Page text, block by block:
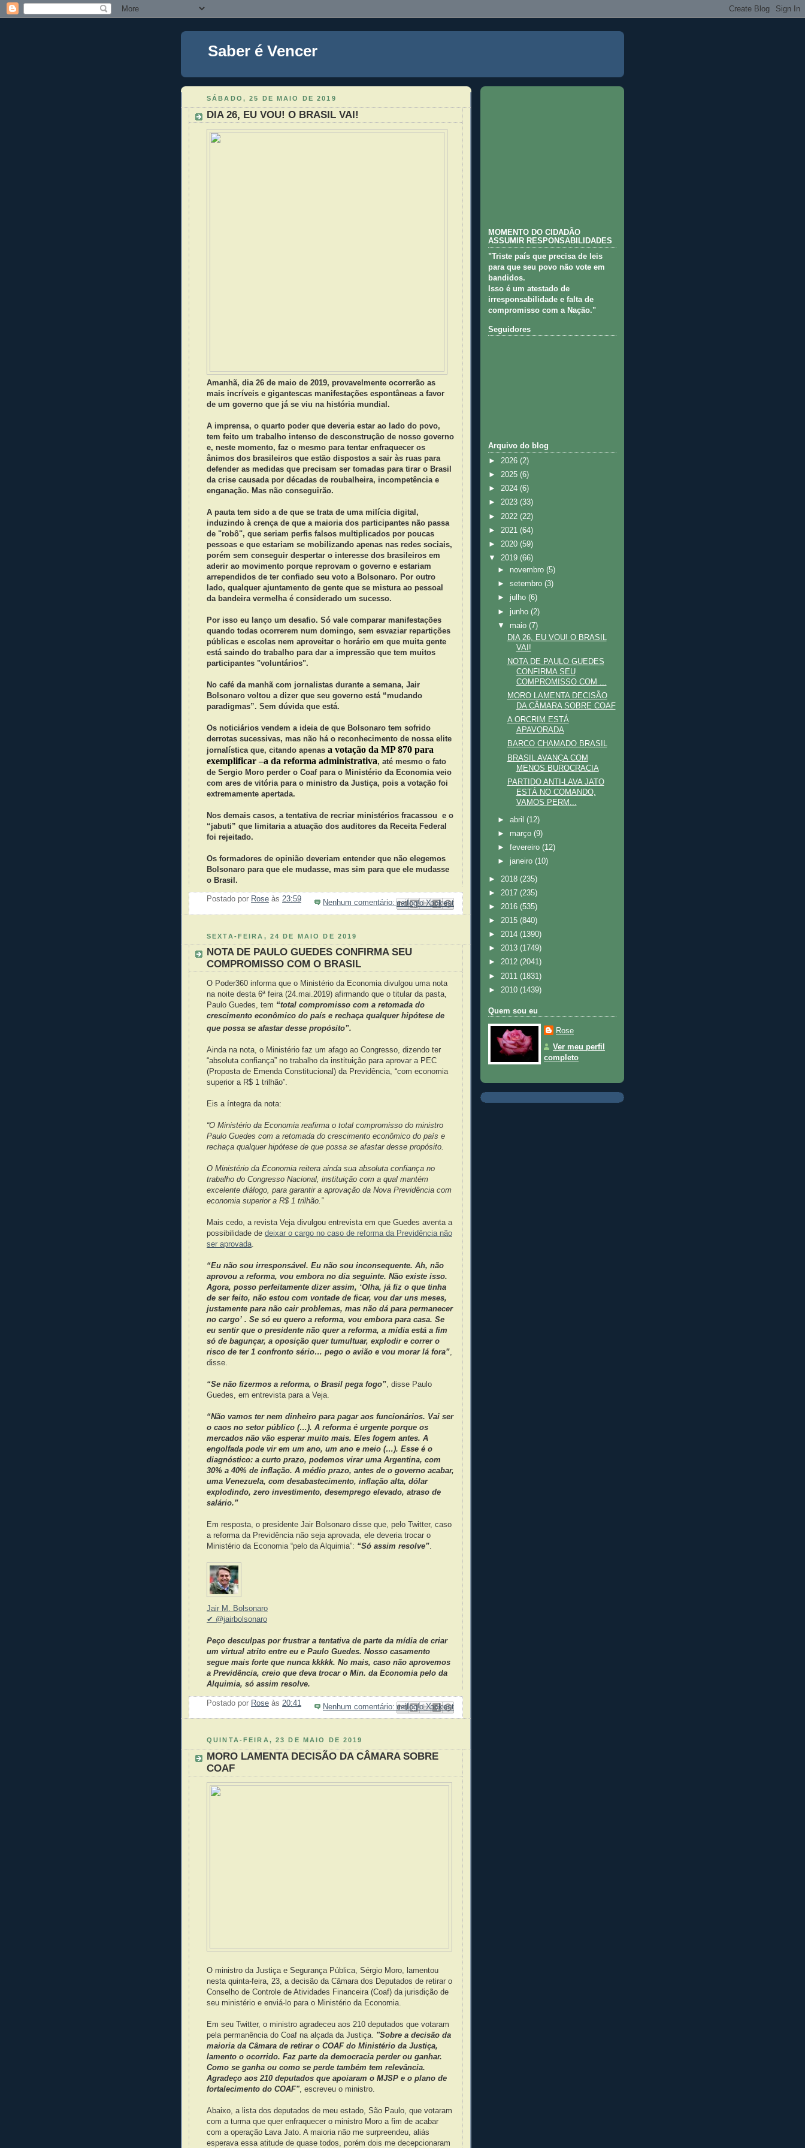
Saber é Vencer
SÁBADO, 25 DE MAIO DE 2019
DIA 26, EU VOU! O BRASIL VAI!
Amanhã, dia 26 de maio de 2019, provavelmente ocorrerão as
mais incríveis e gigantescas manifestações espontâneas a favor
de um governo que já se viu na história mundial.
A imprensa, o quarto poder que deveria estar ao lado do povo,
tem feito um trabalho intenso de desconstrução de nosso governo
e, neste momento, faz o mesmo para tentar enfraquecer os
ânimos dos brasileiros que estão dispostos a sair às ruas para
defender as medidas que precisam ser tomadas para tirar o Brasil
da crise causada por décadas de roubalheira, incompetência e
enganação. Mas não conseguirão.
A pauta tem sido a de que se trata de uma milícia digital,
induzindo à crença de que a maioria dos participantes não passa
de "robô", que seriam perfis falsos multiplicados por poucas
pessoas e que estariam se mobilizando apenas nas redes sociais,
porém sem conseguir despertar o interesse dos brasileiros em
aderir ao movimento porque reprovam o governo e estariam
arrependidos de ter confiado seu voto a Bolsonaro. Por outro
lado, qualquer ajuntamento de gente que se mistura ao pessoal
da bandeira vermelha é considerado um sucesso.
Por isso eu lanço um desafio. Só vale comparar manifestações
quando todas ocorrerem num domingo, sem esvaziar repartições
públicas e escolas nem aproveitar o horário em que muita gente
está saindo do trabalho para dar a impressão que tem muitos
participantes "voluntários".
No café da manhã com jornalistas durante a semana, Jair
Bolsonaro voltou a dizer que seu governo está “mudando
paradigmas”. Sem dúvida que está.
Os noticiários vendem a ideia de que Bolsonaro tem sofrido
derrotas sucessivas, mas não há o reconhecimento de nossa elite
jornalística que, citando apenas a votação da MP 870 para
exemplificar –a da reforma administrativa, até mesmo o fato
de Sergio Moro perder o Coaf para o Ministério da Economia veio
com ares de vitória para o ministro da Justiça, pois a votação foi
extremamente apertada.
Nos demais casos, a tentativa de recriar ministérios fracassou e o
“jabuti” que limitaria a atuação dos auditores da Receita Federal
foi rejeitado.
Os formadores de opinião deveriam entender que não elegemos
Bolsonaro para que ele mudasse, mas sim para que ele mudasse
o Brasil.
Postado por Rose às 23:59 Nenhum comentário:
Enviar por e-mail
Postar no blog!
Compartilhar no X
Compartilhar no Facebook
Compartilhar com o Pinterest
SEXTA-FEIRA, 24 DE MAIO DE 2019
NOTA DE PAULO GUEDES CONFIRMA SEU
COMPROMISSO COM O BRASIL
O Poder360 informa que o Ministério da Economia divulgou uma nota
na noite desta 6ª feira (24.mai.2019) afirmando que o titular da pasta,
Paulo Guedes, tem “total compromisso com a retomada do
crescimento econômico do país e rechaça qualquer hipótese de
que possa se afastar desse propósito”.
Ainda na nota, o Ministério faz um afago ao Congresso, dizendo ter
“absoluta confiança” no trabalho da instituição para aprovar a PEC
(Proposta de Emenda Constitucional) da Previdência, “com economia
superior a R$ 1 trilhão”.
Eis a íntegra da nota:
“O Ministério da Economia reafirma o total compromisso do ministro
Paulo Guedes com a retomada do crescimento econômico do país e
rechaça qualquer hipótese de que possa se afastar desse propósito.
O Ministério da Economia reitera ainda sua absoluta confiança no
trabalho do Congresso Nacional, instituição com a qual mantém
excelente diálogo, para garantir a aprovação da Nova Previdência com
economia superior a R$ 1 trilhão.”
Mais cedo, a revista Veja divulgou entrevista em que Guedes aventa a
possibilidade de deixar o cargo no caso de reforma da Previdência não
ser aprovada.
“Eu não sou irresponsável. Eu não sou inconsequente. Ah, não
aprovou a reforma, vou embora no dia seguinte. Não existe isso.
Agora, posso perfeitamente dizer assim, ‘Olha, já fiz o que tinha
de ser feito, não estou com vontade de ficar, vou dar uns meses,
justamente para não cair problemas, mas não dá para permanecer
no cargo’ . Se só eu quero a reforma, vou embora para casa. Se
eu sentir que o presidente não quer a reforma, a mídia está a fim
só de bagunçar, a oposição quer tumultuar, explodir e correr o
risco de ter 1 confronto sério… pego o avião e vou morar lá fora”,
disse.
“Se não fizermos a reforma, o Brasil pega fogo”, disse Paulo
Guedes, em entrevista para a Veja.
“Não vamos ter nem dinheiro para pagar aos funcionários. Vai ser
o caos no setor público (…). A reforma é urgente porque os
mercados não vão esperar muito mais. Eles fogem antes. A
engolfada pode vir em um ano, um ano e meio (…). Esse é o
diagnóstico: a curto prazo, podemos virar uma Argentina, com
30% a 40% de inflação. A médio prazo, antes de o governo acabar,
uma Venezuela, com desabastecimento, inflação alta, dólar
explodindo, zero investimento, desemprego elevado, atraso de
salário.”
Em resposta, o presidente Jair Bolsonaro disse que, pelo Twitter, caso
a reforma da Previdência não seja aprovada, ele deveria trocar o
Ministério da Economia “pelo da Alquimia”: “Só assim resolve”.
Jair M. Bolsonaro
✔ @jairbolsonaro
Peço desculpas por frustrar a tentativa de parte da mídia de criar
um virtual atrito entre eu e Paulo Guedes. Nosso casamento
segue mais forte que nunca kkkkk. No mais, caso não aprovemos
a Previdência, creio que deva trocar o Min. da Economia pelo da
Alquimia, só assim resolve.
Postado por Rose às 20:41 Nenhum comentário:
Enviar por e-mail
Postar no blog!
Compartilhar no X
Compartilhar no Facebook
Compartilhar com o Pinterest
QUINTA-FEIRA, 23 DE MAIO DE 2019
MORO LAMENTA DECISÃO DA CÂMARA SOBRE
COAF
O ministro da Justiça e Segurança Pública, Sérgio Moro, lamentou
nesta quinta-feira, 23, a decisão da Câmara dos Deputados de retirar o
Conselho de Controle de Atividades Financeira (Coaf) da jurisdição de
seu ministério e enviá-lo para o Ministério da Economia.
Em seu Twitter, o ministro agradeceu aos 210 deputados que votaram
pela permanência do Coaf na alçada da Justiça. "Sobre a decisão da
maioria da Câmara de retirar o COAF do Ministério da Justiça,
lamento o ocorrido. Faz parte da democracia perder ou ganhar.
Como se ganha ou como se perde também tem relevância.
Agradeço aos 210 deputados que apoiaram o MJSP e o plano de
fortalecimento do COAF", escreveu o ministro.
Abaixo, a lista dos deputados de meu estado, São Paulo, que votaram
com a turma que quer enfraquecer o ministro Moro a fim de acabar
com a operação Lava Jato. A maioria não me surpreendeu, aliás
esperava essa atitude de quase todos, porém dois me decepcionaram
MOMENTO DO CIDADÃO
ASSUMIR RESPONSABILIDADES
"Triste país que precisa de leis
para que seu povo não vote em
bandidos.
Isso é um atestado de
irresponsabilidade e falta de
compromisso com a Nação."
Seguidores
Arquivo do blog
► 2026 (2)
► 2025 (6)
► 2024 (6)
► 2023 (33)
► 2022 (22)
► 2021 (64)
► 2020 (59)
▼ 2019 (66)
► novembro(5)
►setembro(3)
► julho(6)
► junho(2)
▼ maio(7)
DIA 26, EU VOU! O BRASIL
VAI!
NOTA DE PAULO GUEDES
CONFIRMA SEU
COMPROMISSO COM ...
MORO LAMENTA DECISÃO
DA CÂMARA SOBRE COAF
A ORCRIM ESTÁ
APAVORADA
BARCO CHAMADO BRASIL
BRASIL AVANÇA COM
MENOS BUROCRACIA
PARTIDO ANTI-LAVA JATO
ESTÁ NO COMANDO,
VAMOS PERM...
►abril(12)
► março(9)
►fevereiro(12)
► janeiro(10)
► 2018 (235)
► 2017 (235)
► 2016 (535)
► 2015 (840)
► 2014 (1390)
► 2013 (1749)
► 2012 (2041)
► 2011 (1831)
► 2010 (1439)
Quem sou eu
Rose
Ver meu perfil
completo